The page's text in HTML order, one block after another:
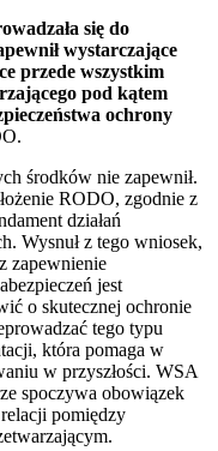
się do
wystarczające
przede wszystkim
pod kątem
ochrony
środków nie zapewnił.
RODO, zgodnie z
działań
Wysnuł z tego wniosek,
zapewnienie
jest
o skutecznej ochronie
tego typu
która pomaga w
w przyszłości. WSA
spoczywa obowiązek
pomiędzy